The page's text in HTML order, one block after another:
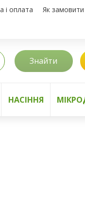
і оплата Як замовити
Знайти
НАСІННЯ